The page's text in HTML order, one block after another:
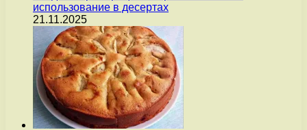
использование в десертах
21.11.2025